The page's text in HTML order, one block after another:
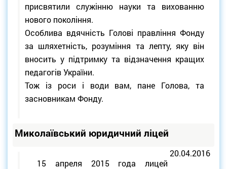
присвятили служінню науки та вихованню
нового покоління.
Особлива вдячність Голові правління Фонду
за шляхетність, розуміння та лепту, яку він
вносить у підтримку та відзначення кращих
педагогів України.
Тож із роси і води вам, пане Голова, та
засновникам Фонду.
Миколаївський юридичний ліцей
20.04.2016
15 апреля 2015 года лицей